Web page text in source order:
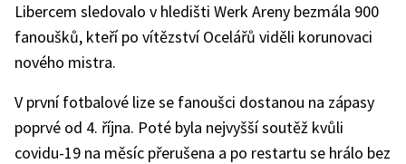
Libercem sledovalo v hledišti Werk Areny bezmála 900
fanoušků, kteří po vítězství Ocelářů viděli korunovaci
nového mistra.
V první fotbalové lize se fanoušci dostanou na zápasy
poprvé od 4. října. Poté byla nejvyšší soutěž kvůli
covidu-19 na měsíc přerušena a po restartu se hrálo bez